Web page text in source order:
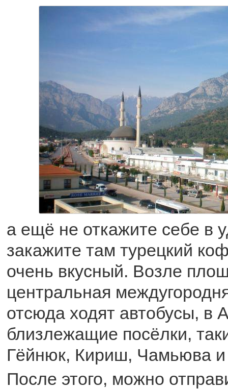
а ещё не откажите себе в
закажите там турецкий
очень вкусный. Возле
центральная
отсюда ходят автобусы, в
близлежащие посёлки,
Гёйнюк, Кириш, Чамьюва и
После этого, можно